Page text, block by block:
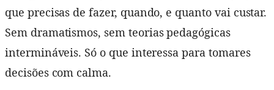
que precisas de fazer, quando, e quanto vai custar.
Sem dramatismos, sem teorias pedagógicas
intermináveis. Só o que interessa para tomares
decisões com calma.